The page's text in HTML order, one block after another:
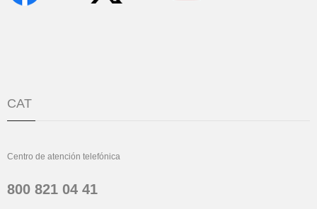
CAT
Centro de atención telefónica
800 821 04 41